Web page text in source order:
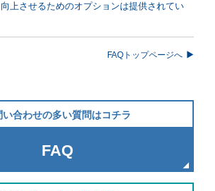
上させるためのオプションは提供されてい
FAQトップページへ
い合わせの多い質問はコチラ
FAQ